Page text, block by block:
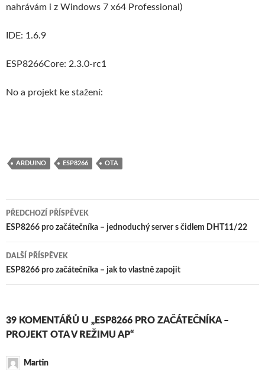
nahrávám i z Windows 7 x64 Professional)
IDE: 1.6.9
ESP8266Core: 2.3.0-rc1
No a projekt ke stažení:
ARDUINO ESP8266 OTA
Navigace
pro
příspěvky
PŘEDCHOZÍ PŘÍSPĚVEK
ESP8266 pro začátečníka – jednoduchý server s čidlem DHT11/22
DALŠÍ PŘÍSPĚVEK
ESP8266 pro začátečníka – jak to vlastně zapojit
39 KOMENTÁŘŮ U „ESP8266 PRO ZAČÁTEČNÍKA –
PROJEKT OTA V REŽIMU AP“
Martin